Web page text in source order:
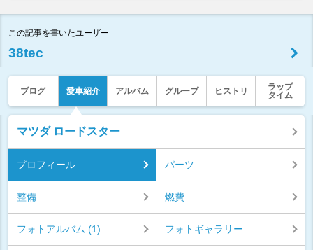
この記事を書いたユーザー
38tec
ブログ 愛車紹介 アルバム グループ ヒストリ
ラップ
タイム
マツダ ロードスター
プロフィール パーツ
整備 燃費
フォトアルバム (1) フォトギャラリー